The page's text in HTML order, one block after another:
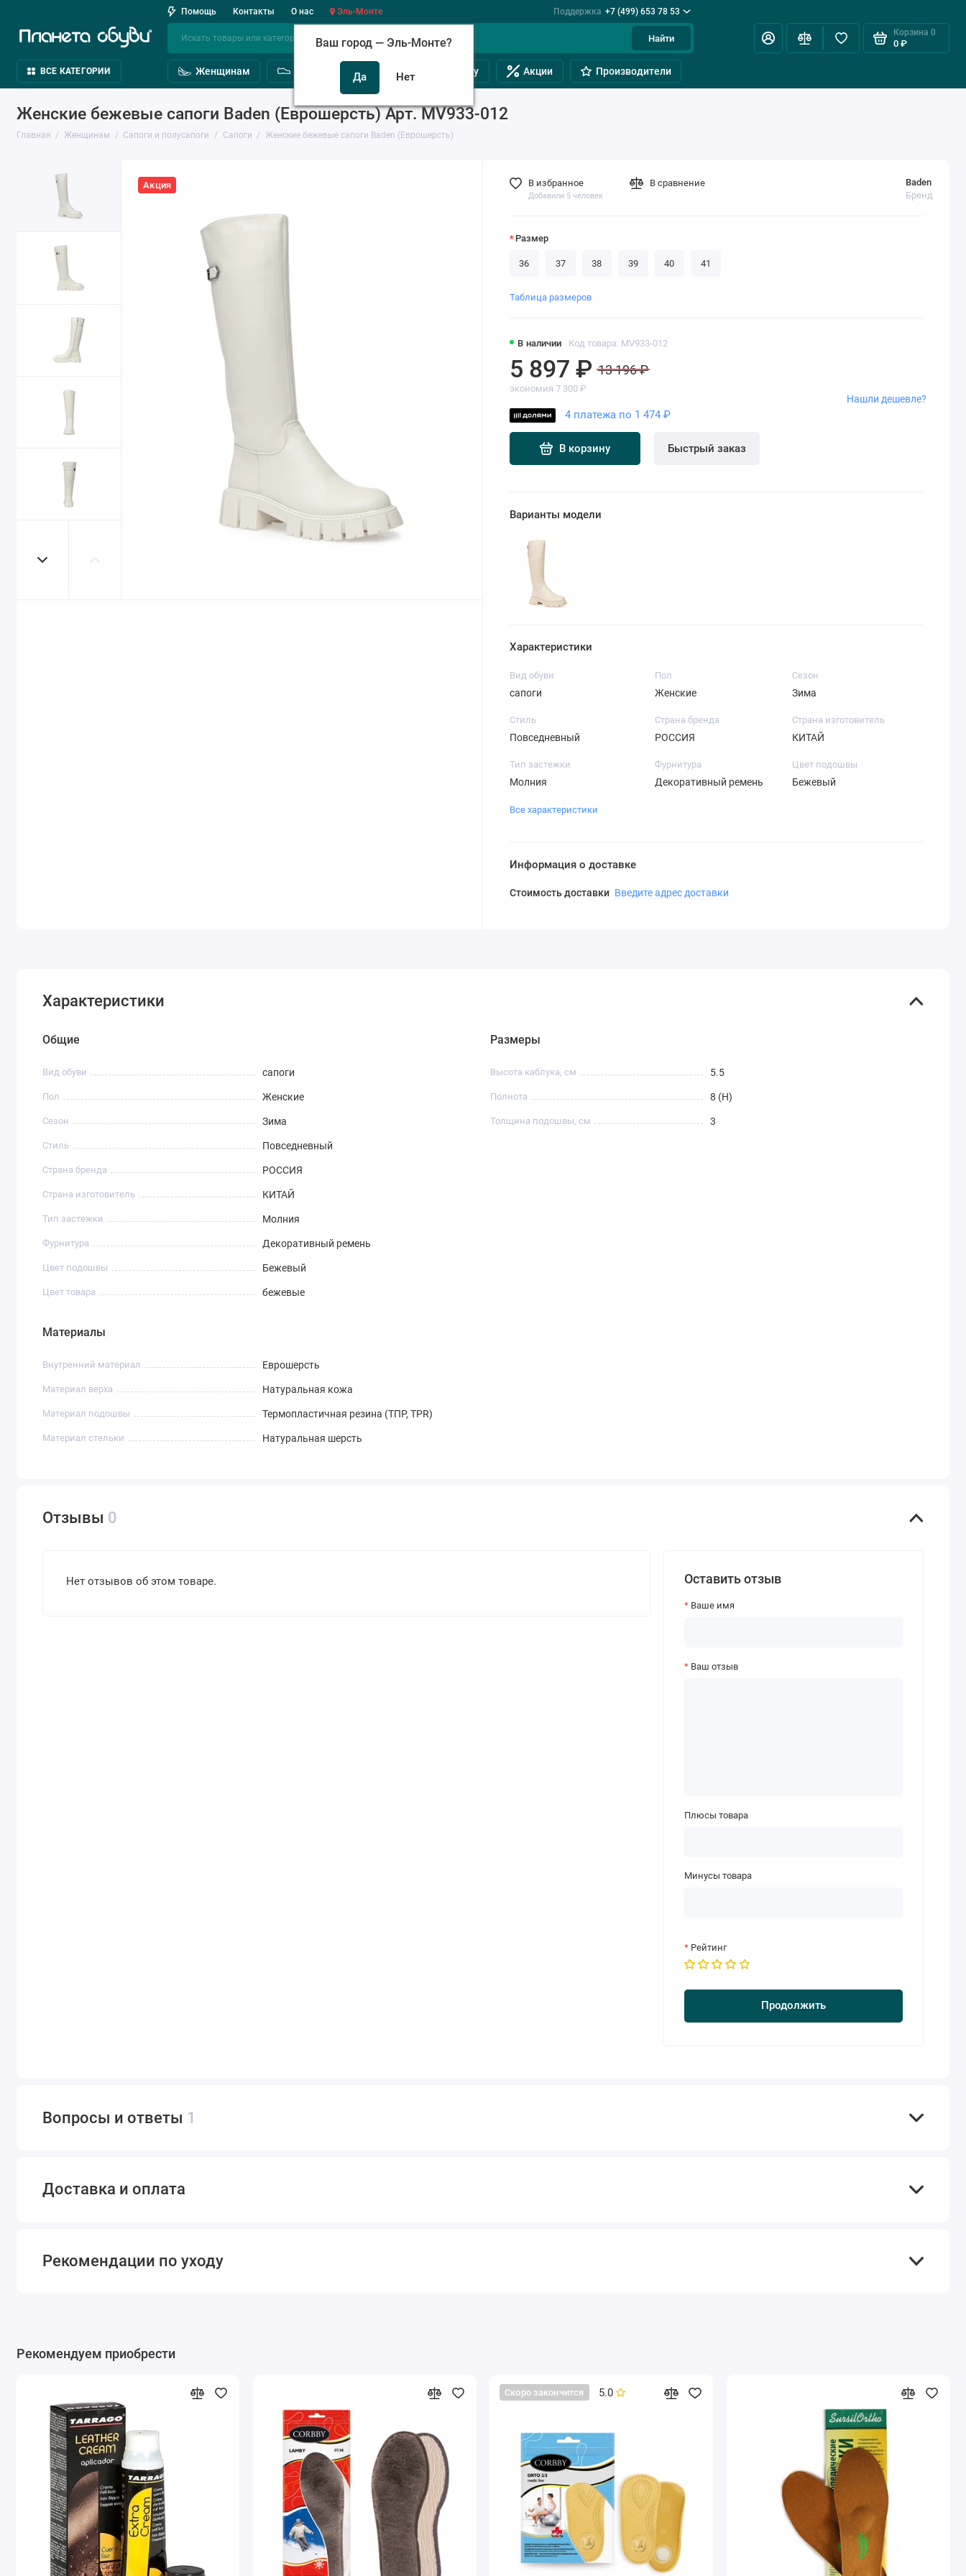
Помощь Контакты О нас Эль-Монте
Ваш город — Эль-Монте?
Поддержка +7 (499) 653 78 53
Найти
Корзина 0
0 ₽
ВСЕ КАТЕГОРИИ Женщинам Обувь на полную ногу Акции Производители
Женские бежевые сапоги Baden (Еврошерсть) Арт. MV933-012
Главная Женщинам Сапоги и полусапоги Сапоги Женские бежевые сапоги Baden (Еврошерсть)
Акция
В наличии Код товара: MV933-012
Baden
Бренд
5 897 ₽ 13 196 ₽
экономия 7 300 ₽
4 платежа по 1 474 ₽
В корзину Быстрый заказ
Нашли дешевле?
В избранное
Добавили 5 человек
В сравнение
Размер
36 37 38 39 40 41
Таблица размеров
Варианты модели
Характеристики
Вид обуви
сапоги
Пол
Женские
Сезон
Зима
Стиль
Повседневный
Страна бренда
РОССИЯ
Страна изготовитель
КИТАЙ
Тип застежки
Молния
Фурнитура
Декоративный ремень
Цвет подошвы
Бежевый
Все характеристики
Информация о доставке
Стоимость доставки Введите адрес доставки
Характеристики
Общие
Вид обуви сапоги
Пол Женские
Сезон Зима
Стиль Повседневный
Страна бренда РОССИЯ
Страна изготовитель КИТАЙ
Тип застежки Молния
Фурнитура Декоративный ремень
Цвет подошвы Бежевый
Цвет товара бежевые
Размеры
Высота каблука, см 5.5
Полнота 8 (H)
Толщина подошвы, см 3
Материалы
Внутренний материал Еврошерсть
Материал верха Натуральная кожа
Материал подошвы Термопластичная резина (ТПР, TPR)
Материал стельки Натуральная шерсть
Отзывы 0
Нет отзывов об этом товаре. Оставить отзыв
Ваше имя
Ваш отзыв
Плюсы товара
Минусы товара
Рейтинг
Продолжить
Вопросы и ответы 1
Доставка и оплата
Рекомендации по уходу
Рекомендуем приобрести
Скоро закончится 5.0